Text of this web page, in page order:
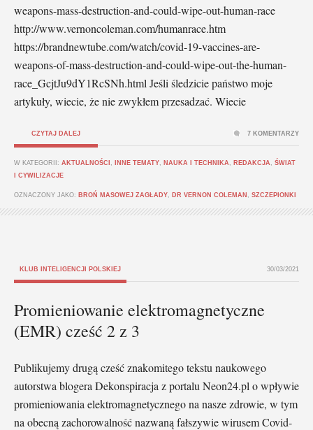
weapons-mass-destruction-and-could-wipe-out-human-race
http://www.vernoncoleman.com/humanrace.htm
https://brandnewtube.com/watch/covid-19-vaccines-are-
weapons-of-mass-destruction-and-could-wipe-out-the-human-
race_GcjtJu9dY1RcSNh.html Jeśli śledzicie państwo moje
artykuły, wiecie, że nie zwykłem przesadzać. Wiecie
CZYTAJ DALEJ
W KATEGORII: AKTUALNOŚCI INNE TEMATY NAUKA I TECHNIKA REDAKCJA
ŚWIAT
I CYWILIZACJE
OZNACZONY JAKO: BROŃ MASOWEJ ZAGŁADY DR VERNON COLEMAN SZCZEPIONKI
7 KOMENTARZY
KLUB INTELIGENCJI POLSKIEJ 30/03/2021
Promieniowanie elektromagnetyczne
(EMR) cześć 2 z 3
Publikujemy drugą cześć znakomitego tekstu naukowego
autorstwa blogera Dekonspiracja z portalu Neon24.pl o wpływie
promieniowania elektromagnetycznego na nasze zdrowie, w tym
na obecną zachorowalność nazwaną fałszywie wirusem Covid-